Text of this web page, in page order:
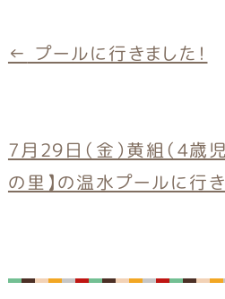
e
o
k
← プールに行きました！
7月29日（金）黄組（4歳
の里】の温水プールに行き